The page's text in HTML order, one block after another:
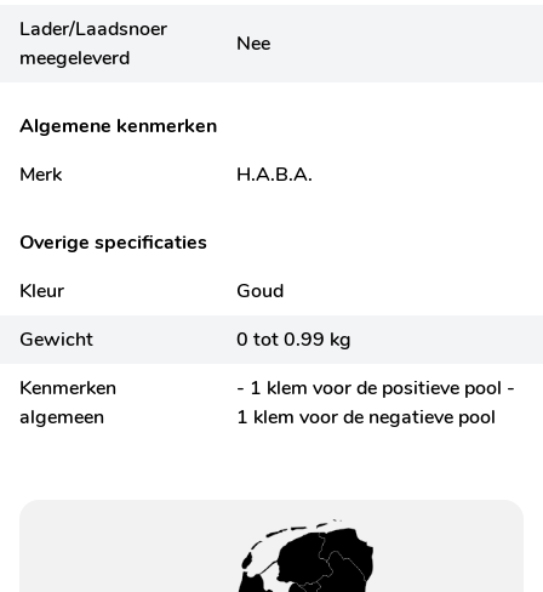
Lader/Laadsnoer
meegeleverd
Nee
Algemene kenmerken
Merk
H.A.B.A.
Overige specificaties
Kleur
Goud
Gewicht
0 tot 0.99 kg
Kenmerken
algemeen
- 1 klem voor de positieve pool -
1 klem voor de negatieve pool